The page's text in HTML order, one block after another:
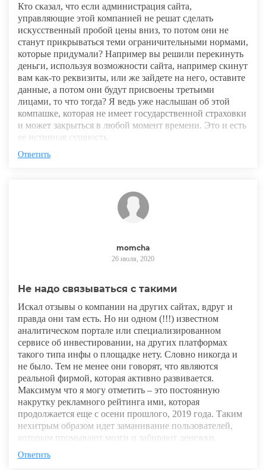
Кто сказал, что если администрация сайта,
управляющие этой компанией не решат сделать
искусственный пробой цены вниз, то потом они не
станут прикрываться теми ограничительными нормами,
которые придумали? Например вы решили перекинуть
деньги, используя возможности сайта, например скинут
вам как-то реквизиты, или же зайдете на него, оставите
данные, а потом они будут присвоены третьими
лицами, то что тогда? Я ведь уже наслышан об этой
компашке, которая не имеет государственной страховки
и может закрыться в любой момент времени. Это и есть
ее истинная сущность
Ответить
momcha
26 июля, 2020
Не надо связываться с такими
Искал отзывы о компании на других сайтах, вдруг и
правда они там есть. Но ни одном (!!!) известном
аналитическом портале или специализированном
сервисе об инвестировании, на других платформах
такого типа инфы о площадке нету. Словно никогда и
не было. Тем не менее они говорят, что являются
реальной фирмой, которая активно развивается.
Максимум что я могу отметить – это постоянную
накрутку рекламного рейтинга ими, которая
продолжается еще с осени прошлого, 2019 года. Таким
нехитрым образом идет заманивание пользователей,
которым промывают мозги и забирают денежки.
Ответить